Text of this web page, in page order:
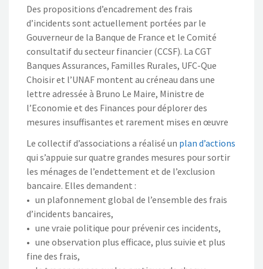
Des propositions d’encadrement des frais
d’incidents sont actuellement portées par le
Gouverneur de la Banque de France et le Comité
consultatif du secteur financier (CCSF). La CGT
Banques Assurances, Familles Rurales, UFC-Que
Choisir et l’UNAF montent au créneau dans une
lettre adressée à Bruno Le Maire, Ministre de
l’Economie et des Finances pour déplorer des
mesures insuffisantes et rarement mises en œuvre
Le collectif d’associations a réalisé un plan d’actions
qui s’appuie sur quatre grandes mesures pour sortir
les ménages de l’endettement et de l’exclusion
bancaire. Elles demandent :
• un plafonnement global de l’ensemble des frais
d’incidents bancaires,
• une vraie politique pour prévenir ces incidents,
• une observation plus efficace, plus suivie et plus
fine des frais,